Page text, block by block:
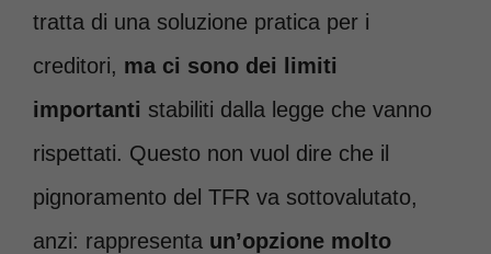
tratta di una soluzione pratica per i
creditori, ma ci sono dei limiti
importanti stabiliti dalla legge che vanno
rispettati. Questo non vuol dire che il
pignoramento del TFR va sottovalutato,
anzi: rappresenta un’opzione molto